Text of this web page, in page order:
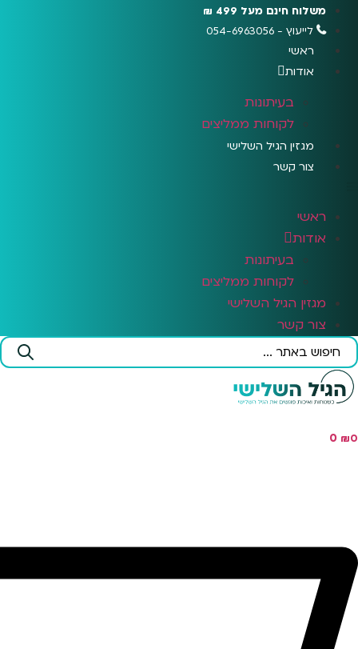
לתוכן
משלוח חינם מעל 499 ₪
לייעוץ - 054-6963056
ראשי
אודות
בעיתונות
לקוחות ממליצים
מגזין הגיל השלישי
צור קשר
ראשי
אודות
בעיתונות
לקוחות ממליצים
מגזין הגיל השלישי
צור קשר
Search
...
₪0
0